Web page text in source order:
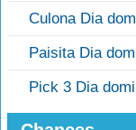
Culona Dia
Paisita Dia
Pick 3 Dia